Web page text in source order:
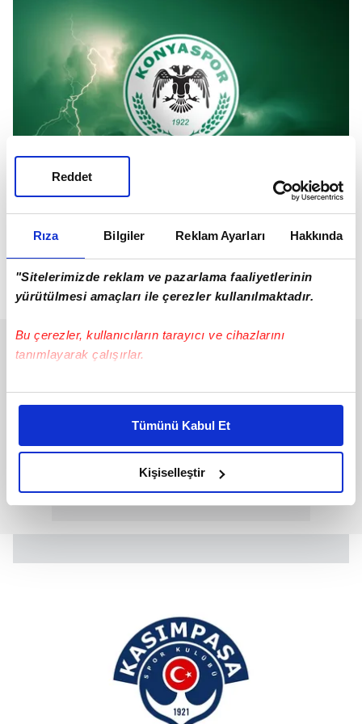
Rıza Bilgiler Reklam Ayarları Hakkında
"Sitelerimizde reklam ve pazarlama faaliyetlerinin
yürütülmesi amaçları ile çerezler kullanılmaktadır.
Bu çerezler, kullanıcıların tarayıcı ve cihazlarını
tanımlayarak çalışırlar.
Bu çerezlere izin vermeniz halinde sizlere özel
daha iyi reklam deneyimi yaşatabiliriz. Bunu yaparken
amacımızın size daha iyi bir reklam deneyimi sunmak
olduğunu ve sizlere en iyi içerikleri sunabilmek adına
elimizden gelen çabayı gösterdiğimizi ve bu noktada,
reklamların maliyetlerimizi karşılamak noktasında tek gelir
Her halükârda, kullanıcılar, bu çerezlere izin vermedikleri
Sizlere daha iyi bir hizmet sunabilmek için İnternet
Sitemizde kendimize ve üçüncü kişilere ait çerezler
kullanılmaktadır. Bu çerezler vasıtasıyla çeşitli kişisel
verileriniz işlenmekte olup gerekli olan çerezler bilgi
Tümünü Kabul Et
Kişiselleştir
Reddet
KONYASPOR
46 PUAN